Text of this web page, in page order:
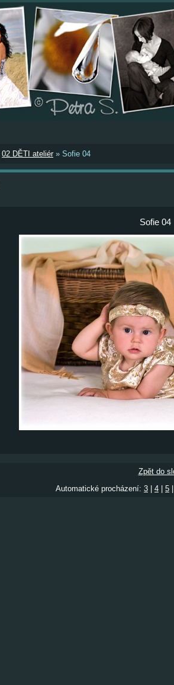
02 DĚTI ateliér » Sofie 04
Sofie 04
Zpět do
Automatické procházení: 3 4 5